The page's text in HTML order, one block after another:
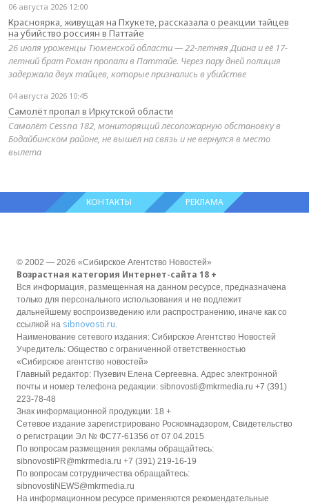
06 августа 2026 12:00
Красноярка, живущая на Пхукете, рассказала о реакции тайцев
на убийство россиян в Паттайе
26 июля уроженцы Тюменской области — 22-летняя Диана и её 17-
летний брат Роман пропали в Паттайе. Через пару дней полиция
задержала двух тайцев, которые признались в убийстве
04 августа 2026 10:45
Самолёт пропал в Иркутской области
Самолёт Cessna 182, мониторящий лесопожарную обстановку в
Бодайбинском районе, не вышел на связь и не вернулся в место
вылета
КОНТАКТЫ РЕКЛАМА
© 2002 — 2026 «Сибирское Агентство Новостей»
Возрастная категория Интернет-сайта 18 +
Вся информация, размещенная на данном ресурсе, предназначена
только для персонального использования и не подлежит
дальнейшему воспроизведению или распространению, иначе как со
ссылкой на sibnovosti.ru.
Наименование сетевого издания: Сибирское Агентство Новостей
Учредитель: Общество с ограниченной ответственностью
«Сибирское агентство новостей»
Главный редактор: Пузевич Елена Сергеевна. Адрес электронной
почты и номер телефона редакции: sibnovosti@mkrmedia.ru +7 (391)
223-78-48
Знак информационной продукции: 18 +
Сетевое издание зарегистрировано Роскомнадзором, Свидетельство
о регистрации Эл № ФС77-61356 от 07.04.2015
По вопросам размещения рекламы обращайтесь:
sibnovostiPR@mkrmedia.ru +7 (391) 219-16-19
По вопросам сотрудничества обращайтесь:
sibnovostiNEWS@mkrmedia.ru
На информационном ресурсе применяются рекомендательные